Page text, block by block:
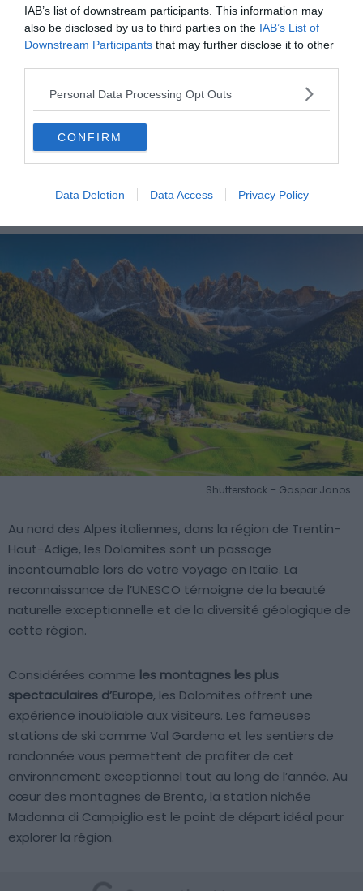
IAB’s list of downstream participants. This information may
also be disclosed by us to third parties on the IAB’s List of
Downstream Participants that may further disclose it to other
Personal Data Processing Opt Outs
CONFIRM
Data Deletion Data Access Privacy Policy
À lire aussi sur le guide Italie :
L'Italie de Léonard de Vinci
8 expériences en Italie pour s'immerger dans la Rome
antique
12 villages de montagne à visiter en Italie
Découvrez l'Italie en train en 6 étapes inoubliables
Les majestueuses Dolomites
Shutterstock – Gaspar Janos
Au nord des Alpes italiennes, dans la région de Trentin-
Haut-Adige, les Dolomites sont un passage
incontournable lors de votre voyage en Italie. La
reconnaissance de l’UNESCO témoigne de la beauté
naturelle exceptionnelle et de la diversité géologique de
cette région.
Considérées comme les montagnes les plus
spectaculaires d’Europe, les Dolomites offrent une
expérience inoubliable aux visiteurs. Les fameuses
stations de ski comme Val Gardena et les sentiers de
randonnée vous permettent de profiter de cet
environnement exceptionnel tout au long de l’année. Au
cœur des montagnes de Brenta, la station nichée
Madonna di Campiglio est le point de départ idéal pour
explorer la région.